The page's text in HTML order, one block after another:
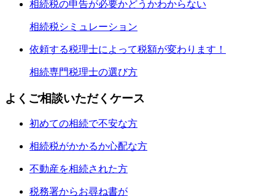
相続税の申告が必要かどうかわからない
相続税シミュレーション
依頼する税理士によって税額が変わります！
相続専門税理士の選び方
よくご相談いただくケース
初めての相続で不安な方
相続税がかかるか心配な方
不動産を相続された方
税務署からお尋ね書が